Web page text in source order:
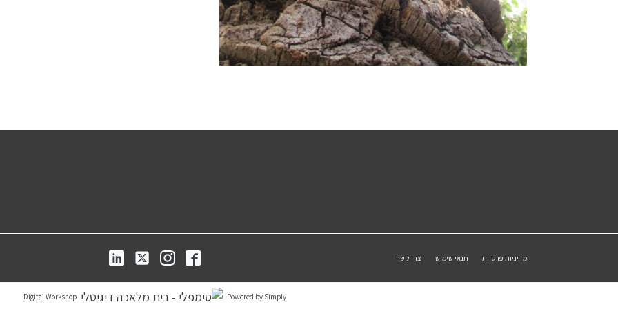
מדיניות פרטיות תנאי שימוש צרו קשר
Powered by Simply
Digital Workshop